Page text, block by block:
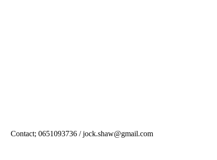
Contact; 0651093736 / jock.shaw@gmail.com